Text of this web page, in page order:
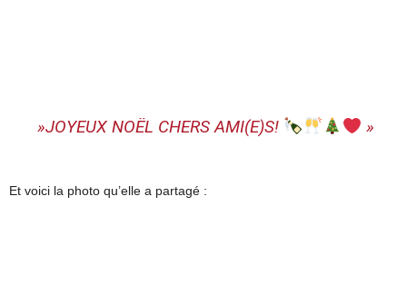
»JOYEUX NOËL CHERS AMI(E)S! »
Et voici la photo qu’elle a partagé :